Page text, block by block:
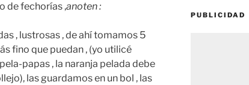
de fechorías ,anoten :
, lustrosas , de ahí tomamos 5
fino que puedan , (yo utilicé
papas , la naranja pelada debe
las guardamos en un bol , las
PUBLICIDAD